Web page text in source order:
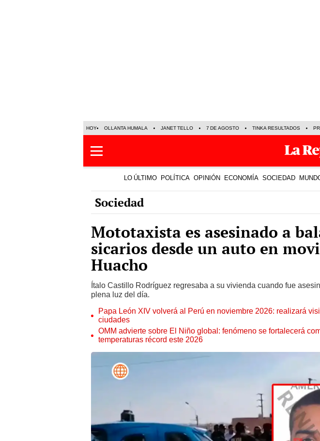
HOY OLLANTA HUMALA JANET TELLO 7 DE AGOSTO TINKA RESULTADOS
LO ÚLTIMO POLÍTICA OPINIÓN ECONOMÍA SOCIEDAD
Sociedad
Mototaxista es asesinado a
sicarios desde un auto en
Huacho
Ítalo Castillo Rodríguez regresaba a su vivienda cuando fue
plena luz del día.
Papa León XIV volverá al Perú en noviembre 2026: realizará
ciudades
OMM advierte sobre El Niño global: fenómeno se fortalecerá
temperaturas récord este 2026